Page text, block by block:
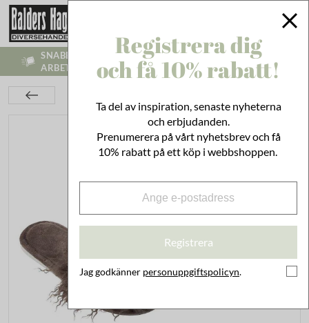
SNABB LEVERANS - VI SKICKR INOM 1-3
ARBETSDAGAR
Registrera dig
och få 10% rabatt!
Ta del av inspiration, senaste nyheterna
och erbjudanden.
Prenumerera på vårt nyhetsbrev och få
10% rabatt på ett köp i webbshoppen.
Registrera
Jag godkänner personuppgiftspolicyn.